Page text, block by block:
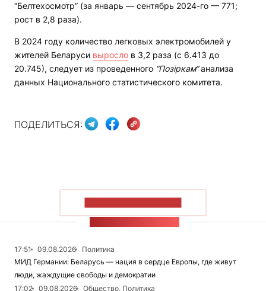
“Белтехосмотр” (за январь — сентябрь 2024-го — 771;
рост в 2,8 раза).
В 2024 году количество легковых электромобилей у
жителей Беларуси выросло в 3,2 раза (с 6.413 до
20.745), следует из проведенного “Позіркам“анализа
данных Национального статистического комитета.
ПОДЕЛИТЬСЯ:
17:51 09.08.2026
Политика
МИД Германии: Беларусь — нация в сердце Европы, где живут
люди, жаждущие свободы и демократии
17:02
09.08.2026 Общество, Политика